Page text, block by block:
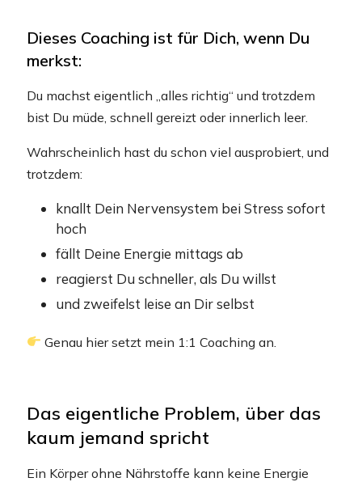
Dieses Coaching ist für Dich, wenn Du
merkst:
Du machst eigentlich „alles richtig“ und trotzdem
bist Du müde, schnell gereizt oder innerlich leer.
Wahrscheinlich hast du schon viel ausprobiert, und
trotzdem:
knallt Dein Nervensystem bei Stress sofort
hoch
fällt Deine Energie mittags ab
reagierst Du schneller, als Du willst
und zweifelst leise an Dir selbst
Genau hier setzt mein 1:1 Coaching an.
Das eigentliche Problem, über das
kaum jemand spricht
Ein Körper ohne Nährstoffe kann keine Energie